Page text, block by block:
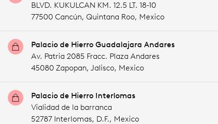
BLVD. KUKULCAN KM. 12.5 LT. 18-10
77500 Cancún, Quintana Roo, Mexico
Palacio de Hierro Guadalajara Andares
Av. Patria 2085 Fracc. Plaza Andares
45080 Zapopan, Jalisco, Mexico
Palacio de Hierro Interlomas
Vialidad de la barranca
52787 Interlomas, D.F., Mexico